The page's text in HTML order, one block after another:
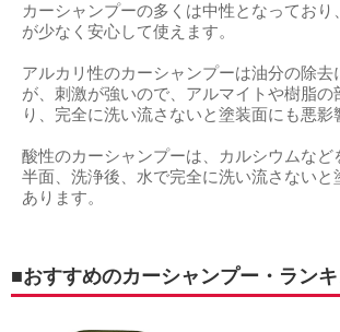
カーシャンプーの多くは中性となってお
が少なく安心して使えます。
アルカリ性のカーシャンプーは油分の除去
が、刺激が強いので、アルマイトや樹脂の
り、完全に洗い流さないと塗装面にも悪影
酸性のカーシャンプーは、カルシウムなど
半面、洗浄後、水で完全に洗い流さないと
あります。
■おすすめのカーシャンプー・ラン